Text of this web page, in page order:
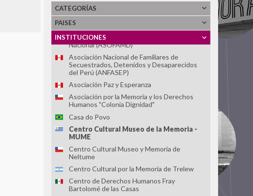
CATEGORÍAS
PAISES
INSTITUCIONES
Archivo Provincial de la Memoria de Córdoba
Asociación Caminos de la Memoria
Asociación de Familiares de Detenidos
Desaparecidos y Mártires por la Liberación
Nacional (ASOFAMD)
Asociación Nacional de Familiares de
Secuestrados, Detenidos y Desaparecidos
del Perú (ANFASEP)
Asociación Paz y Esperanza
Asociación por la Memoria y los Derechos
Humanos "Colonia Dignidad"
Casa do Povo
Centro Cultural Museo de la Memoria -
MUME
Centro Cultural Museo y Memoria de
Neltume
Centro Cultural por la Memoria de Trelew
Centro de Derechos Humanos Fray
Bartolomé de las Casas